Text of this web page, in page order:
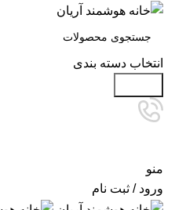
انتخاب دسته بندی
منو
ورود / ثبت نام